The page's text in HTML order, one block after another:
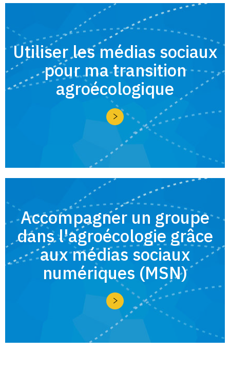
Utiliser les médias sociaux
pour ma transition
agroécologique
Accompagner un groupe
dans l'agroécologie grâce
aux médias sociaux
numériques (MSN)